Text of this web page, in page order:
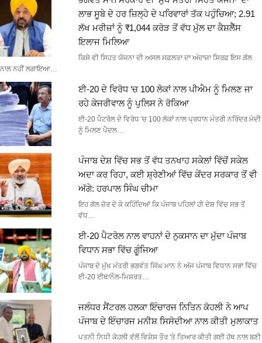
ਲਾਭ ਸੂਬੇ ਦੇ ਹਰ ਜ਼ਿਲ੍ਹੇ ਦੇ ਪਰਿਵਾਰਾਂ ਤੱਕ ਪਹੁੰਚਿਆ; 2.91
ਲੱਖ ਮਰੀਜ਼ਾਂ ਨੂੰ ₹1,044 ਕਰੋੜ ਤੋਂ ਵੱਧ ਮੁੱਲ ਦਾ ਕੈਸ਼ਲੈੱਸ
ਇਲਾਜ ਮਿਲਿਆ
ਕਿਸੇ ਵੀ ਸਿਹਤ ਯੋਜਨਾ ਦੀ ਅਸਲ ਸਫ਼ਲਤਾ ਦਾ ਅੰਦਾਜ਼ਾ ਸਿਰਫ਼ ਇਸ ਗੱਲ
ਨਾਲ ਨਹੀਂ ਲਗਾਇਆ…
ਈ-20 ਦੇ ਵਿਰੋਧ ‘ਚ 100 ਲੋਕਾਂ ਨਾਲ ਪੀਐਮ ਨੂੰ ਮਿਲਣ ਜਾ
ਰਹੇ ਕੇਜਰੀਵਾਲ ਨੂੰ ਪੁਲਿਸ ਨੇ ਰੋਕਿਆ
ਈ-20 ਪੈਟਰੋਲ ਦੇ ਵਿਰੋਧ 'ਚ 100 ਲੋਕਾਂ ਨਾਲ ਪ੍ਰਧਾਨ ਮੰਤਰੀ ਨਰਿੰਦਰ ਮੋਦੀ
ਨੂੰ ਮਿਲਣ ਪੈਦਲ…
ਪੰਜਾਬ ਦੇਸ਼ ਵਿੱਚ ਸਭ ਤੋਂ ਵੱਧ ਤਨਖਾਹ ਸਕੇਲਾਂ ਵਿੱਚੋਂ ਸਕੇਲ
ਅਦਾ ਕਰ ਰਿਹਾ, ਕਈ ਸ਼੍ਰੇਣੀਆਂ ਵਿੱਚ ਕੇਂਦਰ ਸਰਕਾਰ ਤੋਂ ਵੀ
ਅੱਗੇ: ਹਰਪਾਲ ਸਿੰਘ ਚੀਮਾ
ਇਹ ਗੱਲ ਜ਼ੋਰ ਦੇ ਕੇ ਕਹਿੰਦਿਆਂ ਕਿ ਪੰਜਾਬ ਪਹਿਲਾਂ ਹੀ ਦੇਸ਼ ਵਿੱਚ ਸਭ ਤੋਂ
ਵੱਧ…
ਈ-20 ਪੈਟਰੋਲ ਨਾਲ ਵਾਹਨਾਂ ਦੇ ਨੁਕਸਾਨ ਦਾ ਮੁੱਦਾ ਪੰਜਾਬ
ਵਿਧਾਨ ਸਭਾ ਵਿੱਚ ਗੂੰਜਿਆ
ਪੰਜਾਬ ਦੇ ਮੁੱਖ ਮੰਤਰੀ ਭਗਵੰਤ ਸਿੰਘ ਮਾਨ ਨੇ ਅੱਜ ਪੰਜਾਬ ਵਿਧਾਨ ਸਭਾ ਵਿੱਚ
ਈ-20 ਈਥਾਨੌਲ-ਮਿਸ਼ਰਤ…
ਜਲੰਧਰ ਸੈਂਟਰਲ ਹਲਕਾ ਇੰਚਾਰਜ ਨਿਤਿਨ ਕੋਹਲੀ ਨੇ ਆਪ
ਪੰਜਾਬ ਦੇ ਇੰਚਾਰਜ ਮਨੀਸ਼ ਸਿਸੋਦੀਆ ਨਾਲ ਕੀਤੀ ਮੁਲਾਕਾਤ
ਪਤਨੀ ਨਿਧੀ ਕੋਹਲੀ ਵੱਲੋਂ ਵਿਸ਼ੇਸ਼ ਤੌਰ 'ਤੇ ਤਿਆਰ ਕੀਤੀ ਗਈ ਹੱਥ ਨਾਲ ਬਣੀ